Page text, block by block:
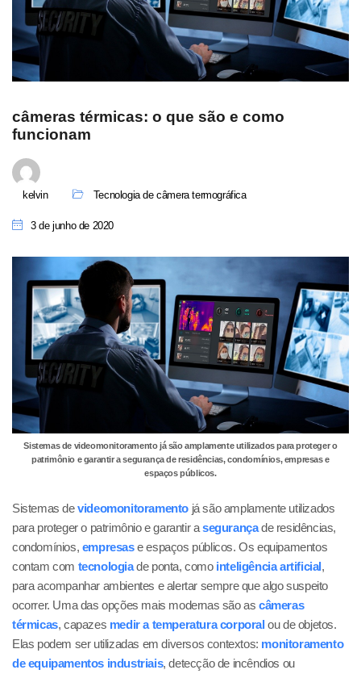
câmeras térmicas: o que são e como
funcionam
kelvin Tecnologia de câmera termográfica
3 de junho de 2020
Sistemas de videomonitoramento já são amplamente utilizados para proteger o
patrimônio e garantir a segurança de residências, condomínios, empresas e
espaços públicos.
Sistemas devideomonitoramento já são amplamente utilizados
para proteger o patrimônio e garantir asegurançade residências,
condomínios, empresase espaços públicos. Os equipamentos
contam com tecnologiade ponta, como inteligência artificial,
para acompanhar ambientes e alertar sempre que algo suspeito
ocorrer. Uma das opções mais modernas são ascâmeras
térmicas, capazes medir a temperatura corporal ou de objetos.
Elas podem ser utilizadas em diversos contextos: monitoramento
de equipamentos industriais, detecção de incêndios ou